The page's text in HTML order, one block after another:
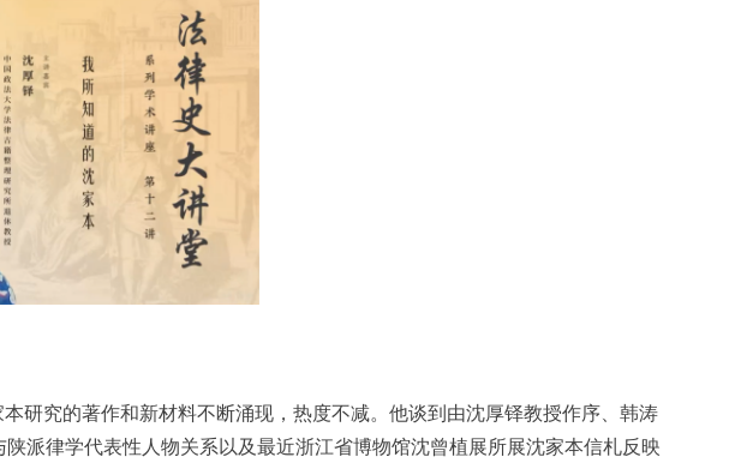
研究的著作和新材料不断涌现，热度不减。他谈到由沈厚铎教授作序、韩涛
律学代表性人物关系以及最近浙江省博物馆沈曾植展所展沈家本信札反映